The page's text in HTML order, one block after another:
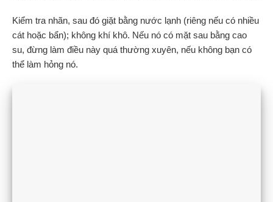
Kiểm tra nhãn, sau đó giặt bằng nước lạnh (riêng nếu có nhiều
cát hoặc bẩn); không khí khô. Nếu nó có mặt sau bằng cao
su, đừng làm điều này quá thường xuyên, nếu không bạn có
thể làm hỏng nó.